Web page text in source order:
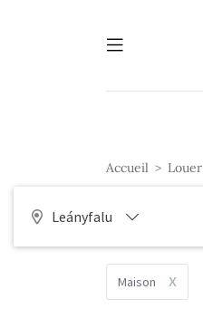
Accueil Louer
Leányfalu
Maison x